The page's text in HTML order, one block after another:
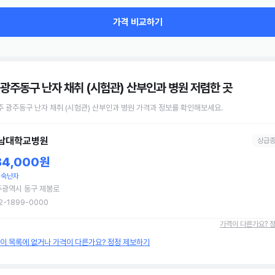
가격 비교하기
주동구 난자 채취 (시험관) 산부인과 병원저렴한 곳
광주동구 난자 채취 (시험관) 산부인과 병원 가격과 정보를 확인해보세요.
대학교병원 상급
원
난자
광역시 동구 제봉로
1899-0000
가격이 다른가요?
목록에 없거나 가격이 다른가요? 정정 제보하기